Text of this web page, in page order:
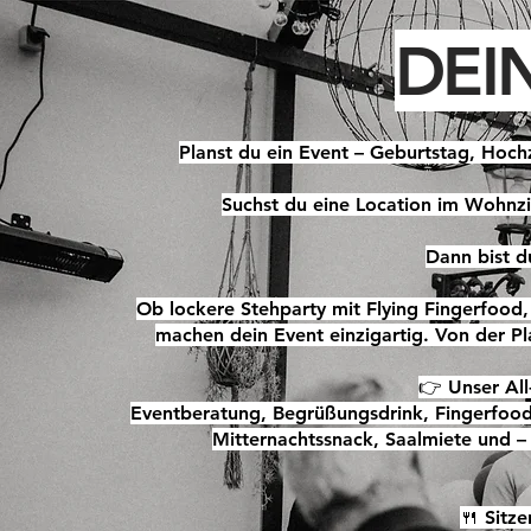
Planst du ein Event – Geburtstag,
Suchst du eine Location im
Dann bist
Ob lockere Stehparty mit Flying
machen dein Event einzigartig. Von der
👉 Unser
Eventberatung, Begrüßungsdrink,
Mitternachtssnack, Saalmiete und
🍴